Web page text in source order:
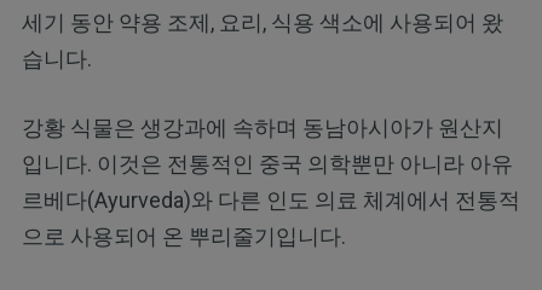
세기 동안 약용 조제, 요리, 식용 색소에 사용되어 왔
습니다.
강황 식물은 생강과에 속하며 동남아시아가 원산지
입니다. 이것은 전통적인 중국 의학뿐만 아니라 아유
르베다(Ayurveda)와 다른 인도 의료 체계에서 전통적
으로 사용되어 온 뿌리줄기입니다.